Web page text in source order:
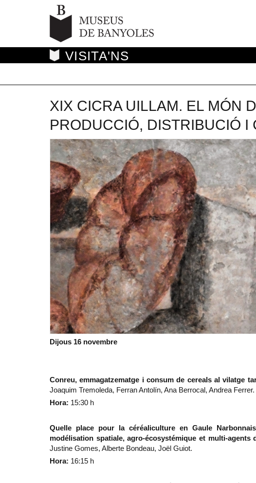
VISITA'NS
XIX CICRA UILLAM. EL MÓN
PRODUCCIÓ, DISTRIBUCIÓ I
Dijous 16 novembre
Conreu, emmagatzematge i consum de cereals al vilatge
Joaquim Tremoleda, Ferran Antolín, Ana Berrocal, Andrea Ferrer.
Hora: 15:30 h
Quelle place pour la céréaliculture en Gaule
modélisation spatiale, agro-écosystémique et multi-agents
Justine Gomes, Alberte Bondeau, Joël Guiot.
Hora: 16:15 h